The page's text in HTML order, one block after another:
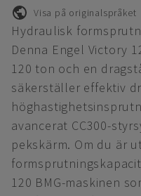
Visa på originalspråket
Hydraulisk
Denna Engel Victory
120 ton och en
säkerställer effektiv
avancerat CC300-
pekskärm. Om du är
120 BMG-maskinen